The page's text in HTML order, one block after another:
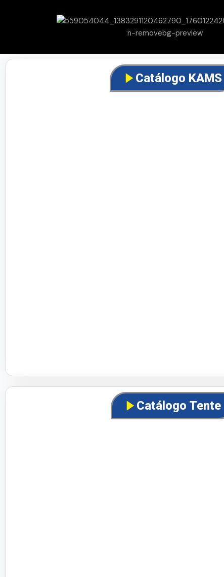
Catálogo KAMS
Catálogo Tente